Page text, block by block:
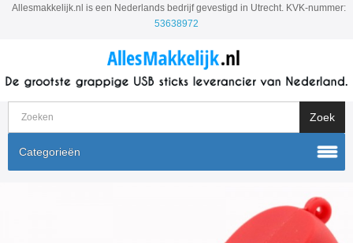
Allesmakkelijk.nl is een Nederlands bedrijf gevestigd in Utrecht. KVK-nummer:
53638972
Categorieën